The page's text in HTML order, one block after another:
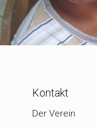
Kontakt
Der Verein